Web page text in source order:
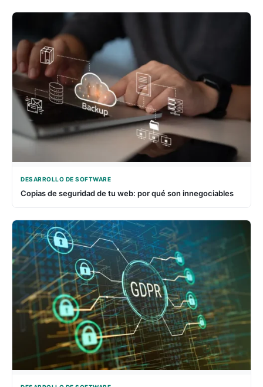
DESARROLLO DE SOFTWARE
Copias de seguridad de tu web: por qué son innegociables